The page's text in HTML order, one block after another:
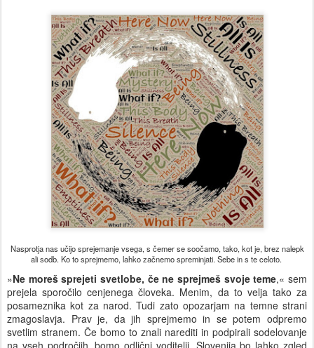
Nasprotja nas učijo sprejemanje vsega, s čemer se soočamo, tako, kot je, brez nalepk
ali sodb. Ko to sprejmemo, lahko začnemo spreminjati. Sebe in s te celoto.
»Ne moreš sprejeti svetlobe, če ne sprejmeš svoje teme,« sem
prejela sporočilo cenjenega človeka. Menim, da to velja tako za
posameznika kot za narod. Tudi zato opozarjam na temne strani
zmagoslavja. Prav je, da jih sprejmemo in se potem odpremo
svetlim stranem. Če bomo to znali narediti in podpirali sodelovanje
na vseh področjih, bomo odlični voditelji. Slovenija bo lahko zgled